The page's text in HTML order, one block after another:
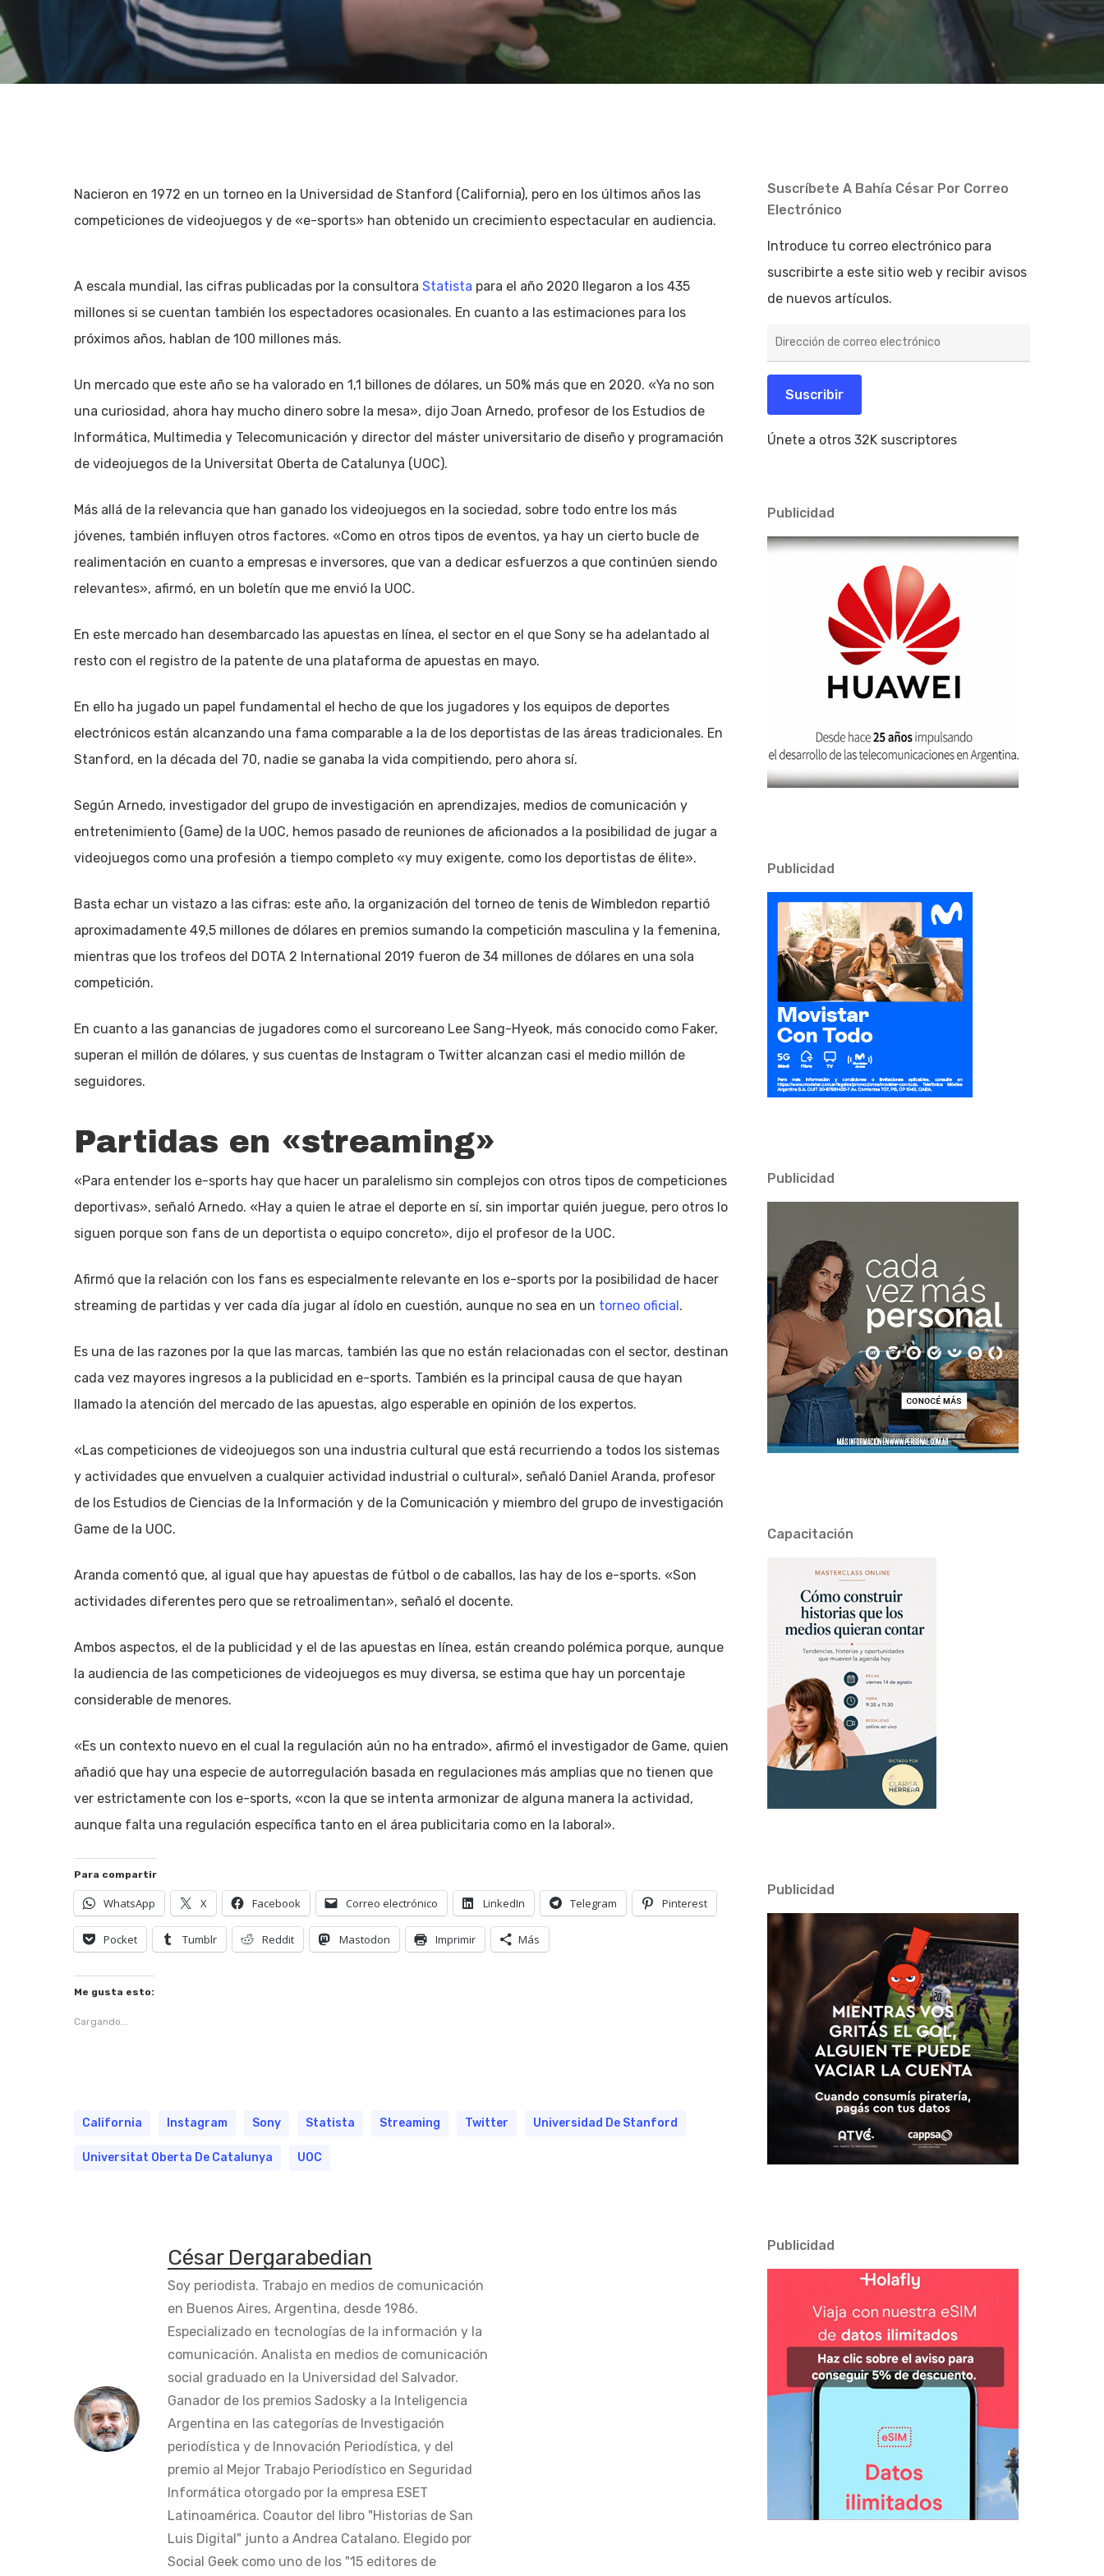
Nacieron en 1972 en un torneo en la Universidad de Stanford (California), pero en los últimos años las
competiciones de videojuegos y de «e-sports» han obtenido un crecimiento espectacular en audiencia.
A escala mundial, las cifras publicadas por la consultora Statista para el año 2020 llegaron a los 435
millones si se cuentan también los espectadores ocasionales. En cuanto a las estimaciones para los
próximos años, hablan de 100 millones más.
Un mercado que este año se ha valorado en 1,1 billones de dólares, un 50% más que en 2020. «Ya no son
una curiosidad, ahora hay mucho dinero sobre la mesa», dijo Joan Arnedo, profesor de los Estudios de
Informática, Multimedia y Telecomunicación y director del máster universitario de diseño y programación
de videojuegos de la Universitat Oberta de Catalunya (UOC).
Más allá de la relevancia que han ganado los videojuegos en la sociedad, sobre todo entre los más
jóvenes, también influyen otros factores. «Como en otros tipos de eventos, ya hay un cierto bucle de
realimentación en cuanto a empresas e inversores, que van a dedicar esfuerzos a que continúen siendo
relevantes», afirmó, en un boletín que me envió la UOC.
En este mercado han desembarcado las apuestas en línea, el sector en el que Sony se ha adelantado al
resto con el registro de la patente de una plataforma de apuestas en mayo.
En ello ha jugado un papel fundamental el hecho de que los jugadores y los equipos de deportes
electrónicos están alcanzando una fama comparable a la de los deportistas de las áreas tradicionales. En
Stanford, en la década del 70, nadie se ganaba la vida compitiendo, pero ahora sí.
Según Arnedo, investigador del grupo de investigación en aprendizajes, medios de comunicación y
entretenimiento (Game) de la UOC, hemos pasado de reuniones de aficionados a la posibilidad de jugar a
videojuegos como una profesión a tiempo completo «y muy exigente, como los deportistas de élite».
Basta echar un vistazo a las cifras: este año, la organización del torneo de tenis de Wimbledon repartió
aproximadamente 49,5 millones de dólares en premios sumando la competición masculina y la femenina,
mientras que los trofeos del DOTA 2 International 2019 fueron de 34 millones de dólares en una sola
competición.
En cuanto a las ganancias de jugadores como el surcoreano Lee Sang-Hyeok, más conocido como Faker,
superan el millón de dólares, y sus cuentas de Instagram o Twitter alcanzan casi el medio millón de
seguidores.
Partidas en «streaming»
«Para entender los e-sports hay que hacer un paralelismo sin complejos con otros tipos de competiciones
deportivas», señaló Arnedo. «Hay a quien le atrae el deporte en sí, sin importar quién juegue, pero otros lo
siguen porque son fans de un deportista o equipo concreto», dijo el profesor de la UOC.
Afirmó que la relación con los fans es especialmente relevante en los e-sports por la posibilidad de hacer
streaming de partidas y ver cada día jugar al ídolo en cuestión, aunque no sea en un torneo oficial.
Es una de las razones por la que las marcas, también las que no están relacionadas con el sector, destinan
cada vez mayores ingresos a la publicidad en e-sports. También es la principal causa de que hayan
llamado la atención del mercado de las apuestas, algo esperable en opinión de los expertos.
«Las competiciones de videojuegos son una industria cultural que está recurriendo a todos los sistemas
y actividades que envuelven a cualquier actividad industrial o cultural», señaló Daniel Aranda, profesor
de los Estudios de Ciencias de la Información y de la Comunicación y miembro del grupo de investigación
Game de la UOC.
Aranda comentó que, al igual que hay apuestas de fútbol o de caballos, las hay de los e-sports. «Son
actividades diferentes pero que se retroalimentan», señaló el docente.
Ambos aspectos, el de la publicidad y el de las apuestas en línea, están creando polémica porque, aunque
la audiencia de las competiciones de videojuegos es muy diversa, se estima que hay un porcentaje
considerable de menores.
«Es un contexto nuevo en el cual la regulación aún no ha entrado», afirmó el investigador de Game, quien
añadió que hay una especie de autorregulación basada en regulaciones más amplias que no tienen que
ver estrictamente con los e-sports, «con la que se intenta armonizar de alguna manera la actividad,
aunque falta una regulación específica tanto en el área publicitaria como en la laboral».
Para compartir
WhatsApp X Facebook Correo electrónico LinkedIn Telegram Pinterest
Pocket Tumblr Reddit Mastodon Imprimir Más
Me gusta esto:
Cargando...
California Instagram Sony Statista Streaming Twitter Universidad De Stanford
Universitat Oberta De Catalunya UOC
César Dergarabedian
Soy periodista. Trabajo en medios de comunicación
en Buenos Aires, Argentina, desde 1986.
Especializado en tecnologías de la información y la
comunicación. Analista en medios de comunicación
social graduado en la Universidad del Salvador.
Ganador de los premios Sadosky a la Inteligencia
Argentina en las categorías de Investigación
periodística y de Innovación Periodística, y del
premio al Mejor Trabajo Periodístico en Seguridad
Informática otorgado por la empresa ESET
Latinoamérica. Coautor del libro "Historias de San
Luis Digital" junto a Andrea Catalano. Elegido por
Social Geek como uno de los "15 editores de
Suscríbete A Bahía César Por Correo
Electrónico
Introduce tu correo electrónico para
suscribirte a este sitio web y recibir avisos
de nuevos artículos.
de
electrónico
Suscribir
Únete a otros 32K suscriptores
Publicidad
Publicidad
Publicidad
Capacitación
Publicidad
Publicidad